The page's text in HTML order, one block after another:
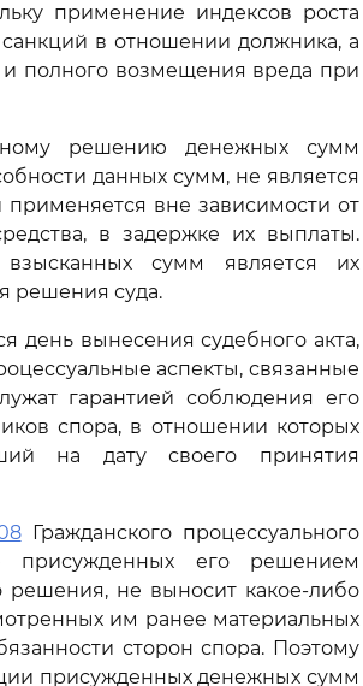
применение индексов роста
в отношении должника, а
полного возмещения вреда при
решению денежных сумм
данных сумм, не является
вне зависимости от
в задержке их выплаты.
сумм является их
решения суда.
вынесения судебного акта,
аспекты, связанные
гарантией соблюдения его
спора, в отношении которых
на дату своего принятия
Гражданского процессуального
присужденных его решением
не выносит какое-либо
им ранее материальных
сторон спора. Поэтому
присужденных денежных сумм